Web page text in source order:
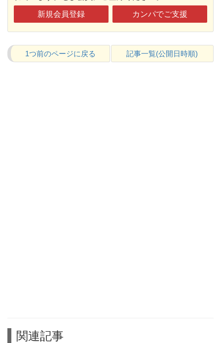
新規会員登録 カンパでご支援
1つ前のページに戻る 記事一覧(公開日時順)
関連記事